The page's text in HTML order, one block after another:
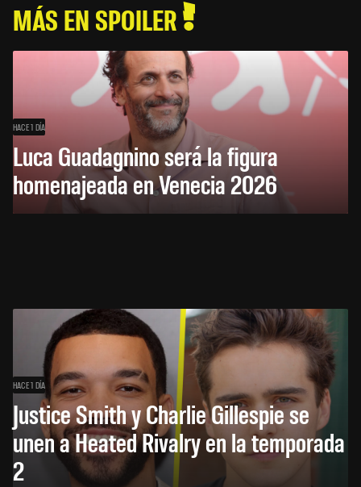
MÁS EN SPOILER
HACE 1 DÍA
Luca Guadagnino será la figura
homenajeada en Venecia 2026
HACE 1 DÍA
Justice Smith y Charlie Gillespie se
unen a Heated Rivalry en la temporada
2